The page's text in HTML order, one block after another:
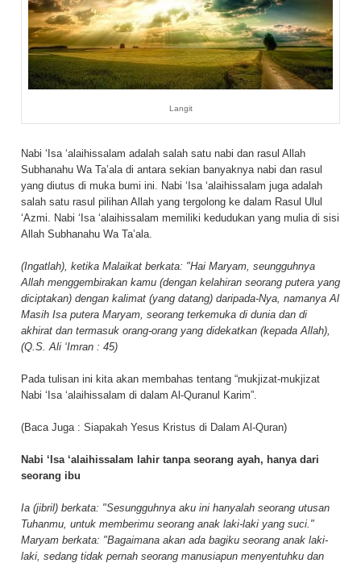
Langit
Nabi ‘Isa ‘alaihissalam adalah salah satu nabi dan rasul Allah
Subhanahu Wa Ta’ala di antara sekian banyaknya nabi dan rasul
yang diutus di muka bumi ini. Nabi ‘Isa ‘alaihissalam juga adalah
salah satu rasul pilihan Allah yang tergolong ke dalam Rasul Ulul
‘Azmi. Nabi ‘Isa ‘alaihissalam memiliki kedudukan yang mulia di sisi
Allah Subhanahu Wa Ta’ala.
(Ingatlah), ketika Malaikat berkata: "Hai Maryam, seungguhnya
Allah menggembirakan kamu (dengan kelahiran seorang putera yang
diciptakan) dengan kalimat (yang datang) daripada-Nya, namanya Al
Masih Isa putera Maryam, seorang terkemuka di dunia dan di
akhirat dan termasuk orang-orang yang didekatkan (kepada Allah),
(Q.S. Ali ‘Imran : 45)
Pada tulisan ini kita akan membahas tentang “mukjizat-mukjizat
Nabi ‘Isa ‘alaihissalam di dalam Al-Quranul Karim”.
(Baca Juga : Siapakah Yesus Kristus di Dalam Al-Quran)
Nabi ‘Isa ‘alaihissalam lahir tanpa seorang ayah, hanya dari
seorang ibu
Ia (jibril) berkata: "Sesungguhnya aku ini hanyalah seorang utusan
Tuhanmu, untuk memberimu seorang anak laki-laki yang suci."
Maryam berkata: "Bagaimana akan ada bagiku seorang anak laki-
laki, sedang tidak pernah seorang manusiapun menyentuhku dan